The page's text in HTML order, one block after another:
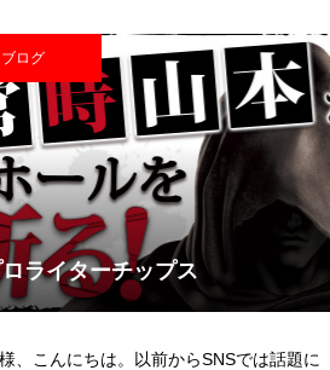
ゴールデンセンター様
ブログ
ライターチップス
、こんにちは。以前からSNSでは話題に